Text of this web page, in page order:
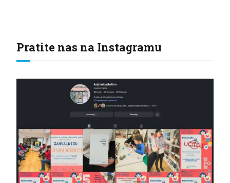
Pratite nas na Instagramu